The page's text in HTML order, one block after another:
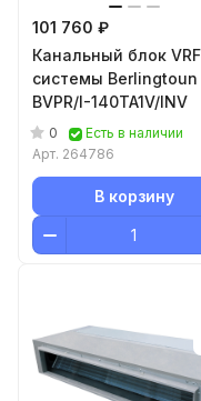
101 760 ₽
Канальный блок VRF
системы Berlingtoun
BVPR/I-140TA1V/INV
0
Есть в наличии
Арт. 264786
В корзину